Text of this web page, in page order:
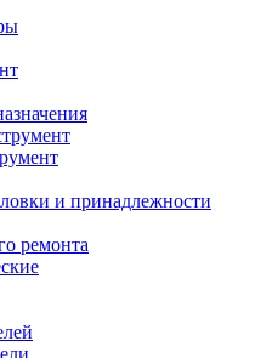
и принадлежности
ремонта